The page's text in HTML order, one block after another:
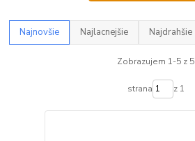
Najnovšie Najlacnejšie Najdrahšie
Zobrazujem 1-5 z 5
strana z 1